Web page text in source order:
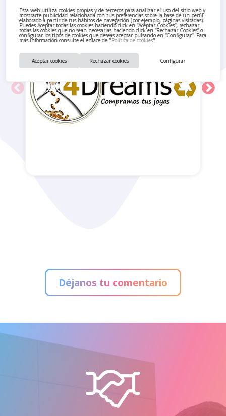
Esta web utiliza cookies propias y de terceros para analizar el uso del sitio web y
mostrarte publicidad relacionada con tus preferencias sobre la base de un perfil
elaborado a partir de tus hábitos de navegación (por ejemplo, páginas visitadas).
Puedes Aceptar todas las cookies haciendo click en “Aceptar Cookies”, rechazar
todas las cookies que no sean necesarias haciendo click en “Rechazar Cookies” o
configurar los tipos de cookies que deseas aceptar pulsando en “Configurar”. Para
más información consulte el enlace de "Política de cookies".
Configurar
Rechazar cookies
Aceptar cookies
Déjanos tu comentario